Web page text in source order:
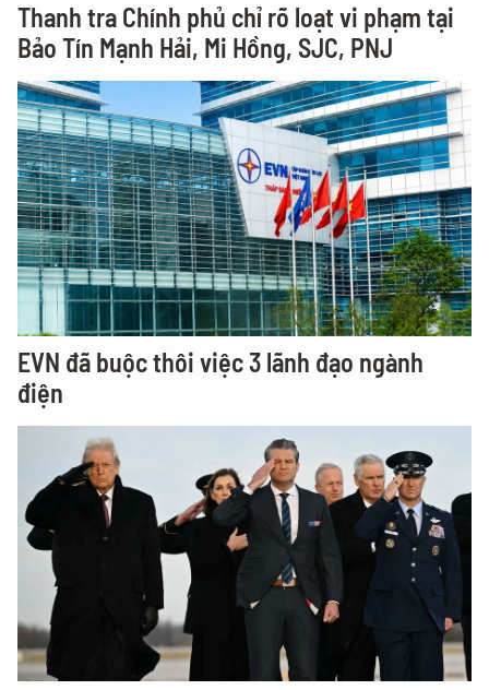
Thanh tra Chính phủ chỉ rõ loạt vi phạm tại
Bảo Tín Mạnh Hải, Mi Hồng, SJC, PNJ
EVN đã buộc thôi việc 3 lãnh đạo ngành
điện